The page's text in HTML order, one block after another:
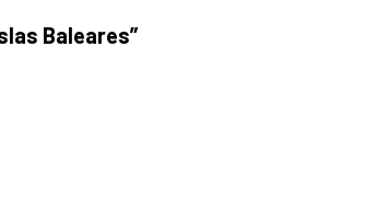
Baleares”